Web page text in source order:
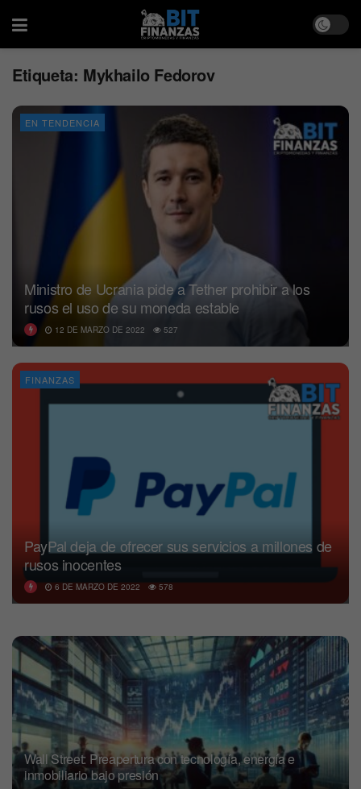
Etiqueta: Mykhailo Fedorov
EN TENDENCIA
Ministro de Ucrania pide a Tether prohibir a los
rusos el uso de su moneda estable
12 DE MARZO DE 2022 527
FINANZAS
PayPal deja de ofrecer sus servicios a millones de
rusos inocentes
6 DE MARZO DE 2022 578
Wall Street: Preapertura con tecnología, energía e
inmobiliario bajo presión